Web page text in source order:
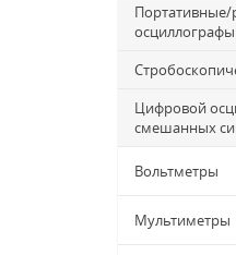
осциллографы
Цифровой
смешанных
Вольтметры
Мультиметры